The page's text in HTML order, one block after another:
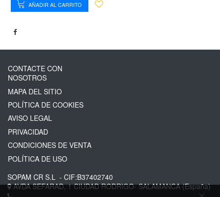
AÑADIR AL CARRITO
CONTACTE CON
NOSOTROS
MAPA DEL SITIO
POLÍTICA DE COOKIES
AVISO LEGAL
PRIVACIDAD
CONDICIONES DE VENTA
POLÍTICA DE USO
SOPAM CR S.L - CIF:B37402740
AVDA SEFARAD, 1CIUDAD RODRIGO-SALAMANCA(España)